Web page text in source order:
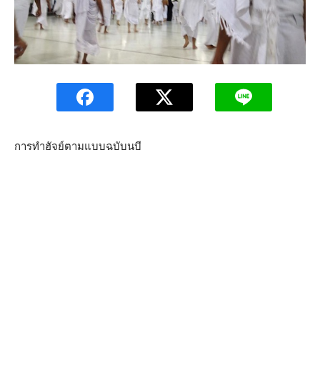
การทำฮัจย์ตามแบบฉบับนบี